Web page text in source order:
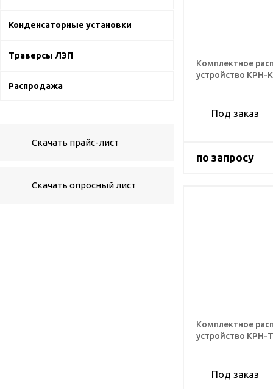
Конденсаторные установки
Траверсы ЛЭП
Распродажа
Скачать прайс-лист
Скачать опросный лист
Комплектное
устройство КРН-
Под заказ
по запросу
Комплектное
устройство КРН-
Под заказ